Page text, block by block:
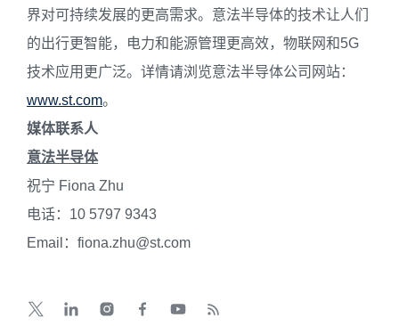
界对可持续发展的更高需求。意法半导体的技术让人们
的出行更智能，电力和能源管理更高效，物联网和5G
技术应用更广泛。详情请浏览意法半导体公司网站：
www.st.com。
媒体联系人
意法半导体
祝宁 Fiona Zhu
电话：10 5797 9343
Email：fiona.zhu@st.com